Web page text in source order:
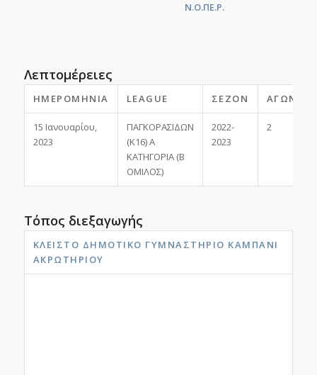
Ν.Ο.ΠΕ.Ρ.
Λεπτομέρειες
ΗΜΕΡΟΜΗΝΊΑ LEAGUE ΣΕΖΌΝ
15 Ιανουαρίου,
2023
ΠΑΓΚΟΡΑΣΙΔΩΝ
(Κ16) Α
ΚΑΤΗΓΟΡΙΑ (Β
ΟΜΙΛΟΣ)
2022-
2023
2
Τόπος διεξαγωγής
ΚΛΕΙΣΤΌ ΔΗΜΟΤΙΚΌ ΓΥΜΝΑΣΤΉΡΙΟ ΚΑΜΠΆΝΙ
ΑΚΡΩΤΗΡΊΟΥ